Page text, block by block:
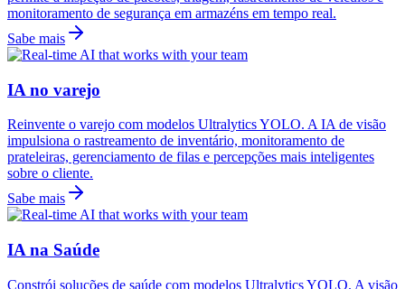
monitoramento de segurança em armazéns em tempo real.
Sabe mais
IA no varejo
Reinvente o varejo com modelos Ultralytics YOLO. A IA de visão
impulsiona o rastreamento de inventário, monitoramento de
prateleiras, gerenciamento de filas e percepções mais inteligentes
sobre o cliente.
Sabe mais
IA na Saúde
Constrói soluções de saúde com modelos Ultralytics YOLO. A visão